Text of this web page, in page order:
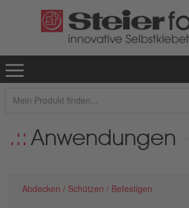
Anwendungen
Abdecken / Schützen / Befestigen